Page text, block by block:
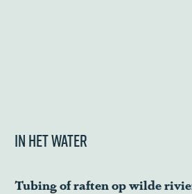
In het water
Tubing of raften op wilde